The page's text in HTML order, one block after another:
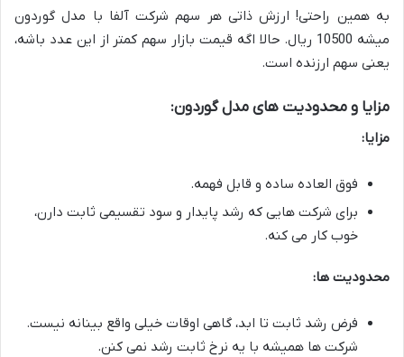
به همین راحتی! ارزش ذاتی هر سهم شرکت آلفا با مدل گوردون
میشه 10500 ریال. حالا اگه قیمت بازار سهم کمتر از این عدد باشه،
یعنی سهم ارزنده است.
مزایا و محدودیت های مدل گوردون:
مزایا:
فوق العاده ساده و قابل فهمه.
برای شرکت هایی که رشد پایدار و سود تقسیمی ثابت دارن،
خوب کار می کنه.
محدودیت ها:
فرض رشد ثابت تا ابد، گاهی اوقات خیلی واقع بینانه نیست.
شرکت ها همیشه با یه نرخ ثابت رشد نمی کنن.